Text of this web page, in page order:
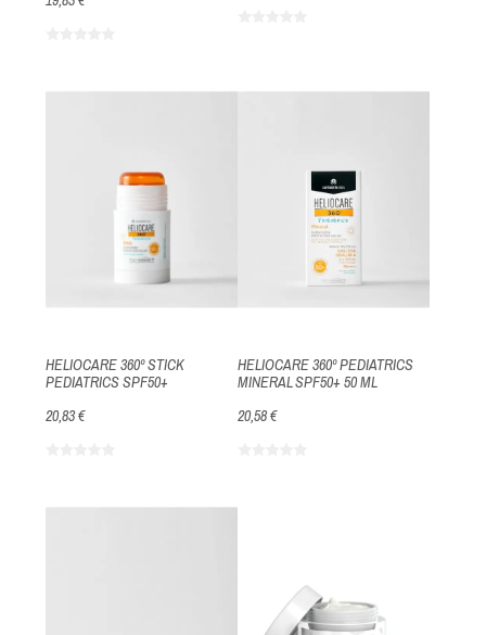
HELIOCARE 360º STICK
PEDIATRICS SPF50+
20,83 €
HELIOCARE 360º PEDIATRICS
MINERAL SPF50+ 50 ML
20,58 €